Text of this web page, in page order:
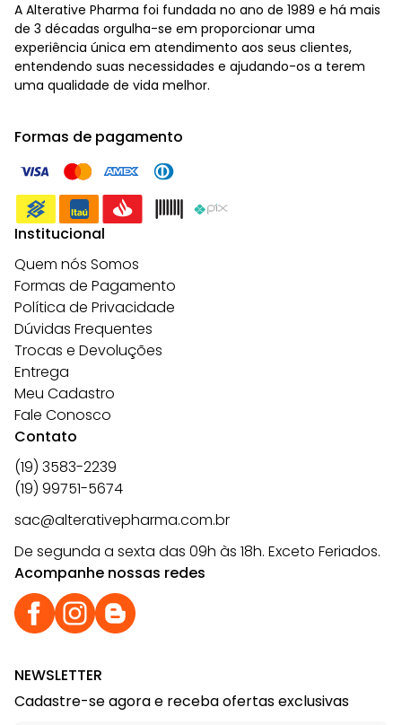
A Alterative Pharma foi fundada no ano de 1989 e há mais
de 3 décadas orgulha-se em proporcionar uma
experiência única em atendimento aos seus clientes,
entendendo suas necessidades e ajudando-os a terem
uma qualidade de vida melhor.
Formas de pagamento
Institucional
Quem nós Somos
Formas de Pagamento
Política de Privacidade
Dúvidas Frequentes
Trocas e Devoluções
Entrega
Meu Cadastro
Fale Conosco
Contato
(19) 3583-2239
(19) 99751-5674
sac@alterativepharma.com.br
De segunda a sexta das 09h às 18h. Exceto Feriados.
Acompanhe nossas redes
NEWSLETTER
Cadastre-se agora e receba ofertas exclusivas